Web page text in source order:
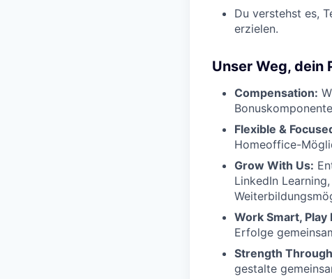
Du verstehst es,
erzielen.
Unser Weg, dein
Compensation:
Flexible &
Homeoffice-
Grow With Us:
LinkedIn
Work Smart, Play
Erfolge
Strength
gestalte